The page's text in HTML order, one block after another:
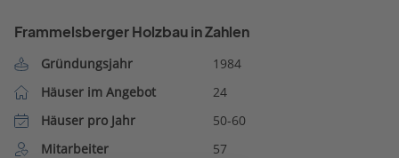
Frammelsberger Holzbau in Zahlen
Gründungsjahr
1984
Häuser im Angebot
24
Häuser pro Jahr
50-60
Mitarbeiter
57